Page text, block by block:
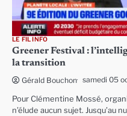
LE FIL INFO
Greener Festival :
la transition
Gérald Bouchon samedi 05
Pour Clémentine Mossé,
n’élude aucun sujet. Jusqu’au